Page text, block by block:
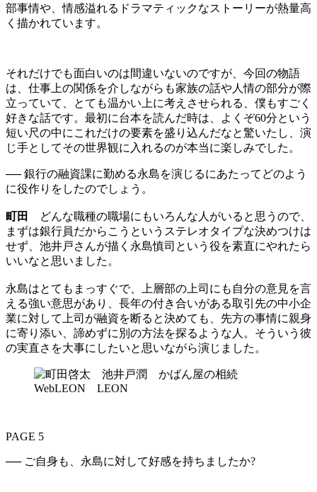
部事情や、情感溢れるドラマティックなストーリーが熱量高
く描かれています。
それだけでも面白いのは間違いないのですが、今回の物語
は、仕事上の関係を介しながらも家族の話や人情の部分が際
立っていて、とても温かい上に考えさせられる、僕もすごく
好きな話です。最初に台本を読んだ時は、よくぞ60分という
短い尺の中にこれだけの要素を盛り込んだなと驚いたし、演
じ手としてその世界観に入れるのが本当に楽しみでした。
── 銀行の融資課に勤める永島を演じるにあたってどのよう
に役作りをしたのでしょう。
町田
どんな職種の職場にもいろんな人がいると思うので、
まずは銀行員だからこうというステレオタイプな決めつけは
せず、池井戸さんが描く永島慎司という役を素直にやれたら
いいなと思いました。
永島はとてもまっすぐで、上層部の上司にも自分の意見を言
える強い意思があり、長年の付き合いがある取引先の中小企
業に対して上司が融資を断ると決めても、先方の事情に親身
に寄り添い、諦めずに別の方法を探るような人。そういう彼
の実直さを大事にしたいと思いながら演じました。
PAGE 5
── ご自身も、永島に対して好感を持ちましたか?